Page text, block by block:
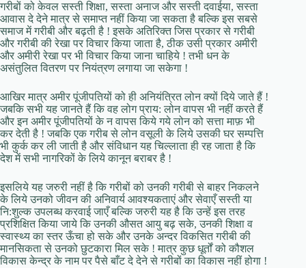
गरीबों को केवल सस्ती शिक्षा, सस्ता अनाज और सस्ती दवाईया, सस्ता
आवास दे देने मात्र से समाप्त नहीं किया जा सकता है बल्कि इस सबसे
समाज में गरीबी और बढ़ती है ! इसके अतिरिक्त जिस प्रकार से गरीबी
और गरीबी की रेखा पर विचार किया जाता है, ठीक उसी प्रकार अमीरी
और अमीरी रेखा पर भी विचार किया जाना चाहिये ! तभी धन के
असंतुलित वितरण पर नियंत्रण लगाया जा सकेगा !
आखिर मात्र अमीर पूंजीपतियों को ही अनियंत्रित लोन क्यों दिये जाते हैं !
जबकि सभी यह जानते हैं कि वह लोग प्राय: लोन वापस भी नहीं करते हैं
और इन अमीर पूंजीपतियों के न वापस किये गये लोन को सत्ता माफ़ भी
कर देती है ! जबकि एक गरीब से लोन वसूली के लिये उसकी घर सम्पत्ति
भी कुर्क कर ली जाती है और संविधान यह चिल्लाता ही रह जाता है कि
देश में सभी नागरिकों के लिये कानून बराबर है !
इसलिये यह जरुरी नहीं है कि गरीबों को उनकी गरीबी से बाहर निकलने
के लिये उनको जीवन की अनिवार्य आवश्यकताएं और सेवाएँ सस्ती या
नि:शुल्क उपलब्ध करवाई जाएँ बल्कि जरुरी यह है कि उन्हें इस तरह
प्रशिक्षित किया जाये कि उनकी औसत आयु बढ़ सके, उनकी शिक्षा व
स्वास्थ्य का स्तर ऊँचा हो सके और उनके अन्दर विकसित गरीबी की
मानसिकता से उनको छुटकारा मिल सके ! मात्र कुछ धूर्तों को कौशल
विकास केन्द्र के नाम पर पैसे बाँट दे देने से गरीबों का विकास नहीं होगा !